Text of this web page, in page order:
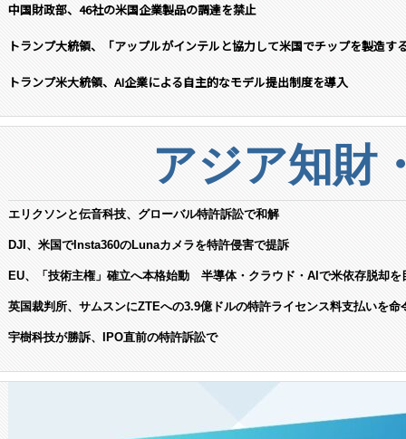
中国財政部、46社の米国企業製品の調達を禁止
トランプ大統領、「アップルがインテルと協力して米国でチップを製造す
トランプ米大統領、AI企業による自主的なモデル提出制度を導入
アジア知財
エリクソンと伝音科技、グローバル特許訴訟で和解
DJI、米国でInsta360のLunaカメラを特許侵害で提訴
EU、「技術主権」確立へ本格始動 半導体・クラウド・AIで米依存脱却を
英国裁判所、サムスンにZTEへの3.9億ドルの特許ライセンス料支払いを命
宇樹科技が勝訴、IPO直前の特許訴訟で